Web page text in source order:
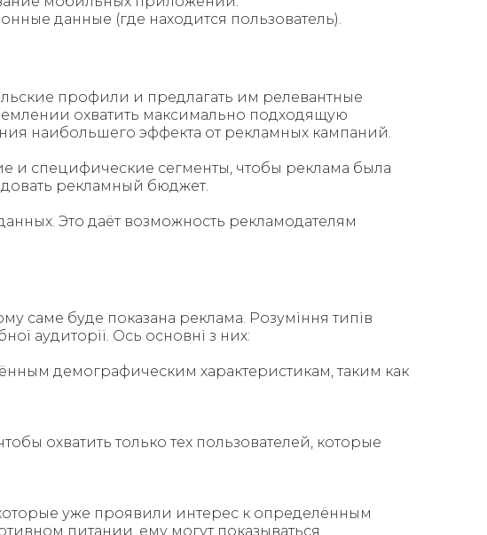
данные (где находится пользователь).
профили и предлагать им релевантные
охватить максимально подходящую
наибольшего эффекта от рекламных кампаний.
и специфические сегменты, чтобы реклама была
рекламный бюджет.
Это даёт возможность рекламодателям
саме буде показана реклама. Розуміння типів
аудиторії. Ось основні з них:
демографическим характеристикам, таким как
охватить только тех пользователей, которые
уже проявили интерес к определённым
питании, ему могут показываться